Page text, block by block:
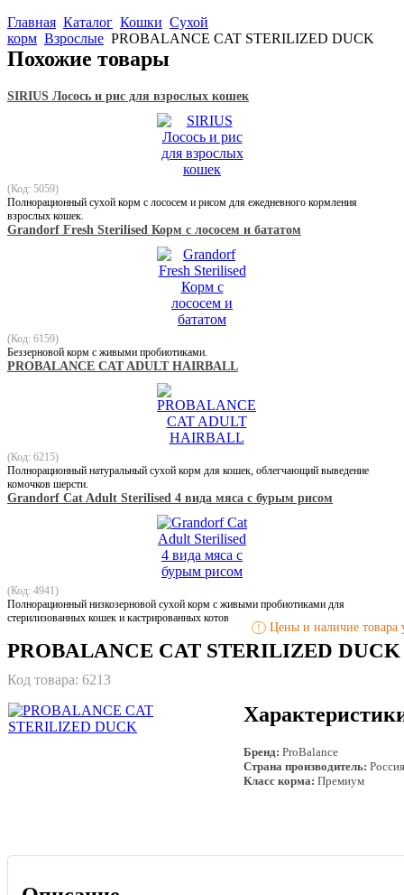
Главная Каталог Кошки Сухой
корм Взрослые PROBALANCE CAT STERILIZED DUCK
Похожие товары
SIRIUS Лосось и рис для взрослых кошек
(Код: 5059)
Полнорационный сухой корм с лососем и рисом для ежедневного кормления
взрослых кошек.
Grandorf Fresh Sterilised Корм с лососем и бататом
(Код: 6159)
Беззерновой корм с живыми пробиотиками.
PROBALANCE CAT ADULT HAIRBALL
(Код: 6215)
Полнорационный натуральный сухой корм для кошек, облегчающий выведение
комочков шерсти.
Grandorf Cat Adult Sterilised 4 вида мяса с бурым рисом
(Код: 4941)
Полнорационный низкозерновой сухой корм с живыми пробиотиками для
стерилизованных кошек и кастрированных котов
! Цены и наличие товара
PROBALANCE CAT STERILIZED DUCK
Код товара: 6213
Бренд: ProBalance
Страна производитель: Россия
Класс корма: Премиум